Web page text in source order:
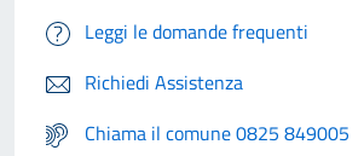
Leggi le domande frequenti
Richiedi Assistenza
Chiama il comune 0825 849005